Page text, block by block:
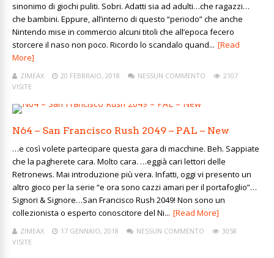
sinonimo di giochi puliti. Sobri. Adatti sia ad adulti…che ragazzi…
che bambini. Eppure, all’interno di questo “periodo” che anche
Nintendo mise in commercio alcuni titoli che all’epoca fecero
storcere il naso non poco. Ricordo lo scandalo quand... [Read
More]
ZIMEAX 20 FEBBRAIO, 2018 NESSUN COMMENTO
2107
VISITE
N64 – San Francisco Rush 2049 – PAL – New
…e così volete partecipare questa gara di macchine. Beh. Sappiate
che la pagherete cara. Molto cara. …eggià cari lettori delle
Retronews. Mai introduzione più vera. Infatti, oggi vi presento un
altro gioco per la serie “e ora sono cazzi amari per il portafoglio”…
Signori & Signore…San Francisco Rush 2049! Non sono un
collezionista o esperto conoscitore del Ni... [Read More]
ZIMEAX 17 GENNAIO, 2018 NESSUN COMMENTO
3058
VISITE